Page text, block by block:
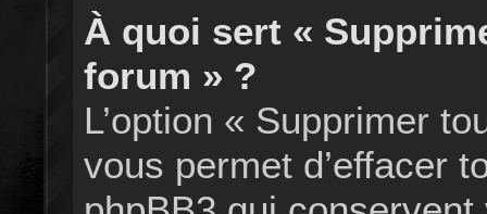
À quoi sert «
forum » ?
L’option « Supprimer
vous permet d’effacer